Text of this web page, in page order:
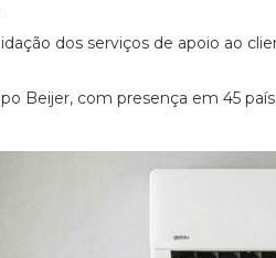
dos serviços de apoio ao
Beijer, com presença em 45